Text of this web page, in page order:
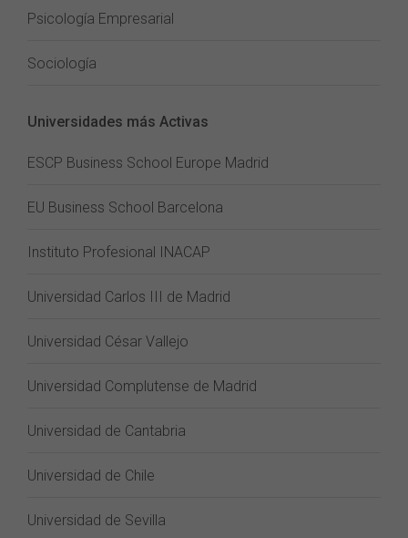
Psicología Empresarial
Sociología
Universidades más Activas
ESCP Business School Europe Madrid
EU Business School Barcelona
Instituto Profesional INACAP
Universidad Carlos III de Madrid
Universidad César Vallejo
Universidad Complutense de Madrid
Universidad de Cantabria
Universidad de Chile
Universidad de Sevilla